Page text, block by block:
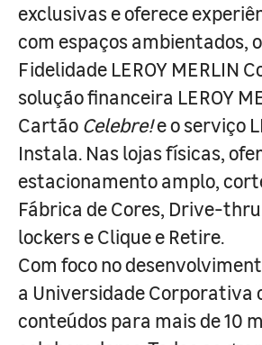
exclusivas e oferece
com espaços ambientados,
Fidelidade LEROY MERLIN
solução financeira LEROY
Cartão Celebre!e o serviço
Instala. Nas lojas físicas,
estacionamento amplo,
Fábrica de Cores, Drive-
lockers e Clique e Retire.
Com foco no
a Universidade Corporativa
conteúdos para mais de 10